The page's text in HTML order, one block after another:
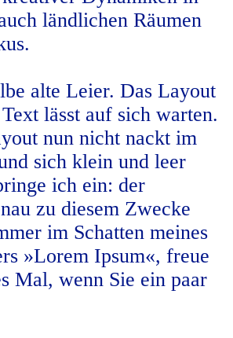
ländlichen Räumen
alte Leier. Das Layout
lässt auf sich warten.
nun nicht nackt im
sich klein und leer
ich ein: der
zu diesem Zwecke
im Schatten meines
»Lorem Ipsum«, freue
Mal, wenn Sie ein paar